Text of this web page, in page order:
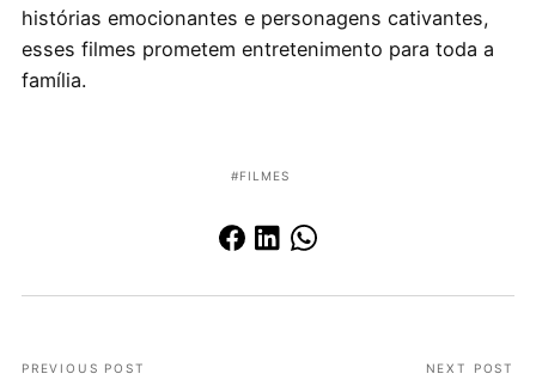
histórias emocionantes e personagens cativantes,
esses filmes prometem entretenimento para toda a
família.
FILMES
PREVIOUS POST NEXT POST